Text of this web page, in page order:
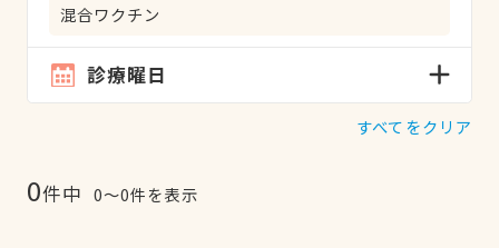
混合ワクチン
診療曜日
すべてをクリア
0件中 0〜0件を表示